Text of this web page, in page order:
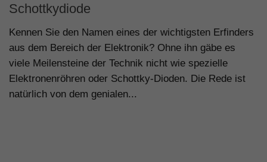
Schottkydiode
Kennen Sie den Namen eines der wichtigsten Erfinders
aus dem Bereich der Elektronik? Ohne ihn gäbe es
viele Meilensteine der Technik nicht wie spezielle
Elektronenröhren oder Schottky-Dioden. Die Rede ist
natürlich von dem genialen...